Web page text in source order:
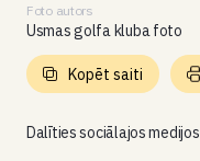
Foto autors
Usmas golfa kluba foto
Dalīties sociālajos medijos
Kopēt saiti